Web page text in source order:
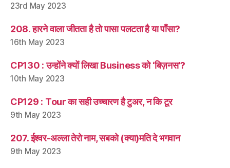
23rd May 2023
208. हारने वाला जीतता है तो पासा पलटता है या पाँसा?
16th May 2023
CP130 : उन्होंने क्यों लिखा Business को ‘बिज़नस’?
10th May 2023
CP129 : Tour का सही उच्चारण है टुअर, न कि टूर
9th May 2023
207. ईश्वर-अल्ला तेरो नाम, सबको (क्या)मति दे भगवान
9th May 2023